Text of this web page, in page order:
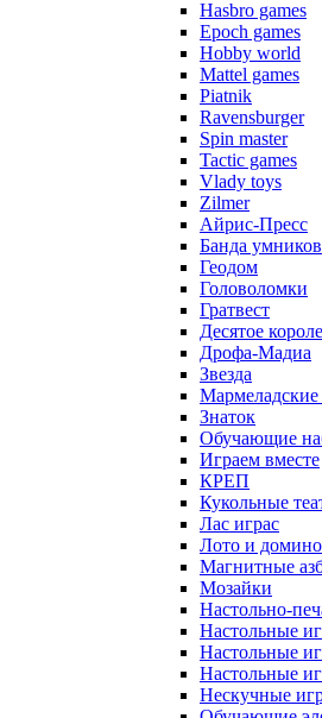
Hasbro games
Epoch games
Hobby world
Mattel games
Piatnik
Ravensburger
Spin master
Tactic games
Vlady toys
Zilmer
Айрис-Пресс
Банда умников
Геодом
Головоломки
Гратвест
Десятое
Дрофа-Мадиа
Звезда
Знаток
Обучающие
Играем вместе
КРЕП
Кукольные
Лас играс
Лото и домино
Магнитные
Мозайки
Настольно-
Настольные
Настольные
Настольные
Нескучные